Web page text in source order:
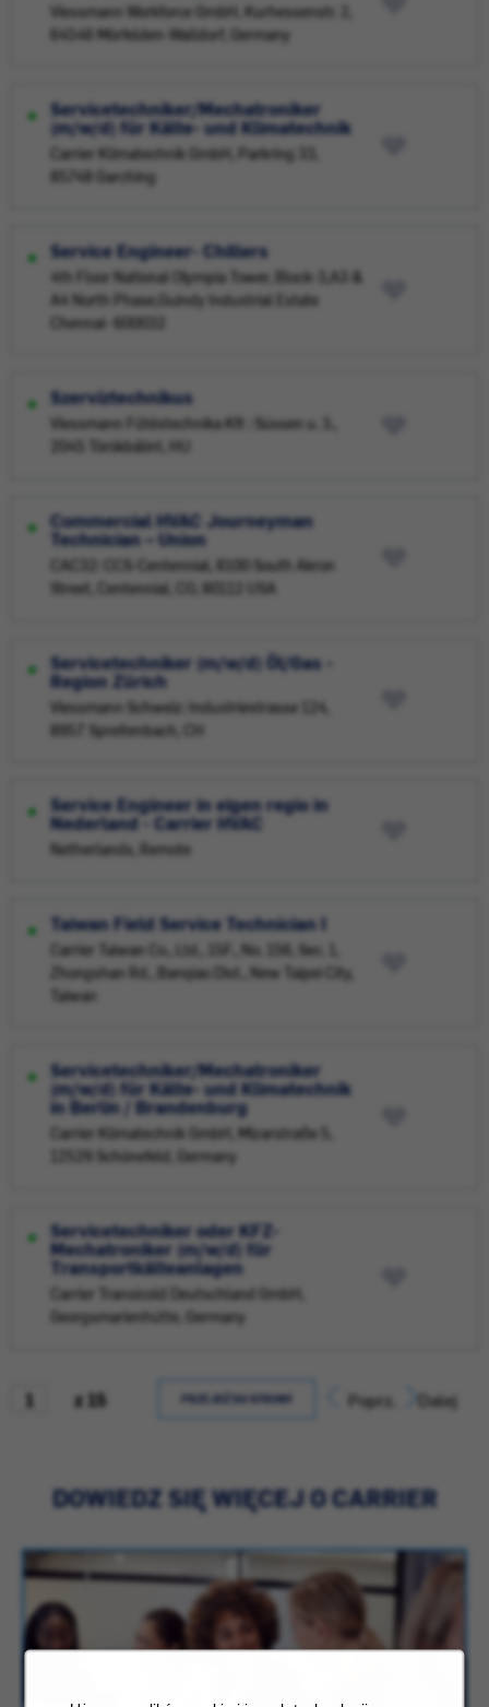
Viessmann Workforce GmbH, Kurhessenstr. 2,
64546 Mörfelden-Walldorf, Germany
Servicetechniker/Mechatroniker
(m/w/d) für Kälte- und Klimatechnik
Carrier Klimatechnik GmbH, Parkring 33,
85748 Garching
Service Engineer- Chillers
4th Floor National Olympia Tower, Block-3,A3 &
A4 North Phase,Guindy Industrial Estate
Chennai- 600032
Szervíztechnikus
Viessmann Fűtéstechnika Kft : Süssen u. 3.,
2045 Törökbálint, HU
Commercial HVAC Journeyman
Technician – Union
CAC32: CCS-Centennial, 8100 South Akron
Street, Centennial, CO, 80112 USA
Servicetechniker (m/w/d) Öl/Gas -
Region Zürich
Viessmann Schweiz: Industriestrasse 124,
8957 Spreitenbach, CH
Service Engineer in eigen regio in
Nederland - Carrier HVAC
Netherlands, Remote
Taiwan Field Service Technician I
Carrier Taiwan Co., Ltd., 15F., No. 156, Sec. 1,
Zhongshan Rd., Banqiao Dist., New Taipei City,
Taiwan
Servicetechniker/Mechatroniker
(m/w/d) für Kälte- und Klimatechnik
in Berlin / Brandenburg
Carrier Klimatechnik GmbH, Mizarstraße 5,
12529 Schönefeld, Germany
Servicetechniker oder KFZ-
Mechatroniker (m/w/d) für
Transportkälteanlagen
Carrier Transicold Deutschland GmbH,
Georgsmarienhütte, Germany
z 15 PRZEJDŹ DO STRONY Poprz. Dalej
DOWIEDZ SIĘ WIĘCEJ O CARRIER